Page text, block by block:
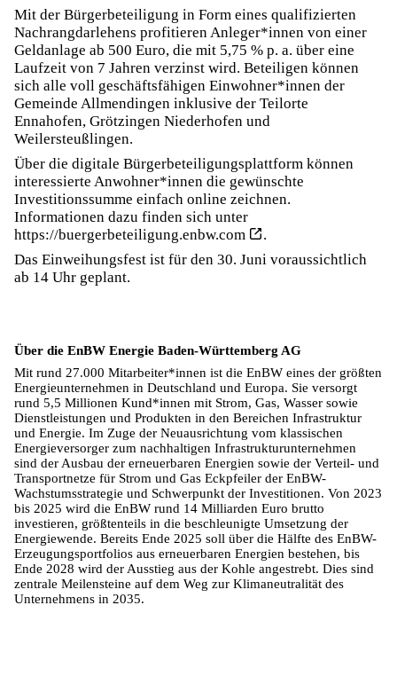
Mit der Bürgerbeteiligung in Form eines qualifizierten
Nachrangdarlehens profitieren Anleger*innen von einer
Geldanlage ab 500 Euro, die mit 5,75 % p. a. über eine
Laufzeit von 7 Jahren verzinst wird. Beteiligen können
sich alle voll geschäftsfähigen Einwohner*innen der
Gemeinde Allmendingen inklusive der Teilorte
Ennahofen, Grötzingen Niederhofen und
Weilersteußlingen.
Über die digitale Bürgerbeteiligungsplattform können
interessierte Anwohner*innen die gewünschte
Investitionssumme einfach online zeichnen.
Informationen dazu finden sich unter
https://buergerbeteiligung.enbw.com
.
Das Einweihungsfest ist für den 30. Juni voraussichtlich
ab 14 Uhr geplant.
Über die EnBW Energie Baden-Württemberg AG
Mit rund 27.000 Mitarbeiter*innen ist die EnBW eines der größten
Energieunternehmen in Deutschland und Europa. Sie versorgt
rund 5,5 Millionen Kund*innen mit Strom, Gas, Wasser sowie
Dienstleistungen und Produkten in den Bereichen Infrastruktur
und Energie. Im Zuge der Neuausrichtung vom klassischen
Energieversorger zum nachhaltigen Infrastrukturunternehmen
sind der Ausbau der erneuerbaren Energien sowie der Verteil- und
Transportnetze für Strom und Gas Eckpfeiler der EnBW-
Wachstumsstrategie und Schwerpunkt der Investitionen. Von 2023
bis 2025 wird die EnBW rund 14 Milliarden Euro brutto
investieren, größtenteils in die beschleunigte Umsetzung der
Energiewende. Bereits Ende 2025 soll über die Hälfte des EnBW-
Erzeugungsportfolios aus erneuerbaren Energien bestehen, bis
Ende 2028 wird der Ausstieg aus der Kohle angestrebt. Dies sind
zentrale Meilensteine auf dem Weg zur Klimaneutralität des
Unternehmens in 2035.